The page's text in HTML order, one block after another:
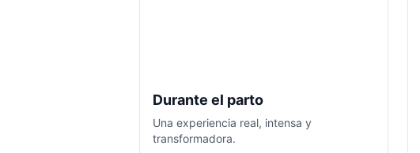
Durante el parto
Una experiencia real, intensa y
transformadora.